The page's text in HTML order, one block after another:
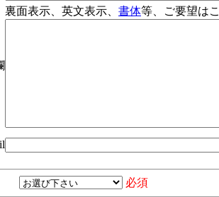
裏面表示、英文表示、 書体等、ご要望は
必須